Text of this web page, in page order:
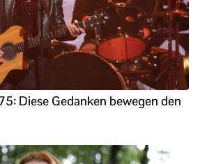
Diese Gedanken bewegen den